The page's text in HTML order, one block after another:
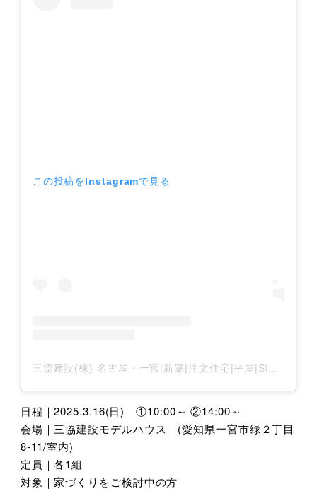
この投稿をInstagramで見る
日程｜2025.3.16(日) ①10:00～ ②14:00～
会場｜三協建設モデルハウス (愛知県一宮市緑２丁目
8-11/室内)
定員｜各1組
対象｜家づくりをご検討中の方